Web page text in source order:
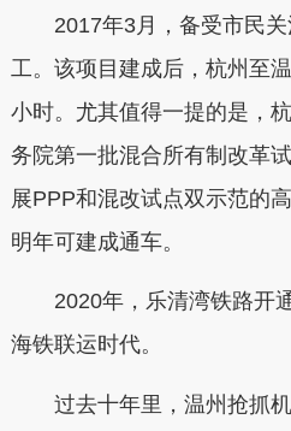
2017年3月，备受市民关
工。该项目建成后，杭州至
小时。尤其值得一提的是，
务院第一批混合所有制改革
展PPP和混改试点双示范的
明年可建成通车。
2020年，乐清湾铁路开通
海铁联运时代。
过去十年里，温州抢抓机